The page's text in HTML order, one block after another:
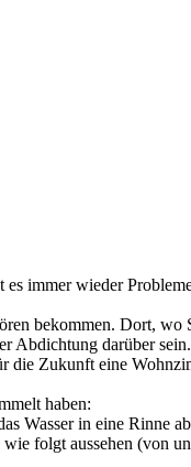
immer wieder
bekommen. Dort, wo
Abdichtung darüber sein.
die Zukunft eine
haben:
Wasser in eine Rinne
folgt aussehen (von